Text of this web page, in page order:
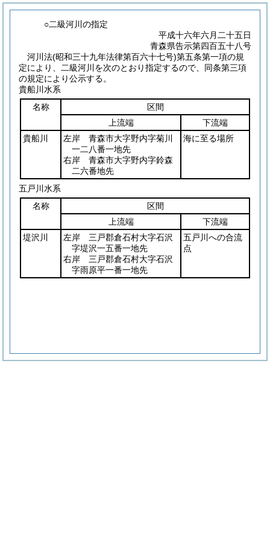
○二級河川の指定
平成十六年六月二十五日
青森県告示第四百五十八号
河川法(昭和三十九年法律第百六十七号)第五条第一項の規
定により、二級河川を次のとおり指定するので、同条第三項
の規定により公示する。
貴船川水系
名称
区間
上流端
下流端
貴船川
左岸 青森市大字野内字菊川
一二八番一地先
右岸 青森市大字野内字鈴森
二六番地先
海に至る場所
五戸川水系
名称
区間
上流端
下流端
堤沢川
左岸 三戸郡倉石村大字石沢
字堤沢一五番一地先
右岸 三戸郡倉石村大字石沢
字雨原平一番一地先
五戸川への合流
点